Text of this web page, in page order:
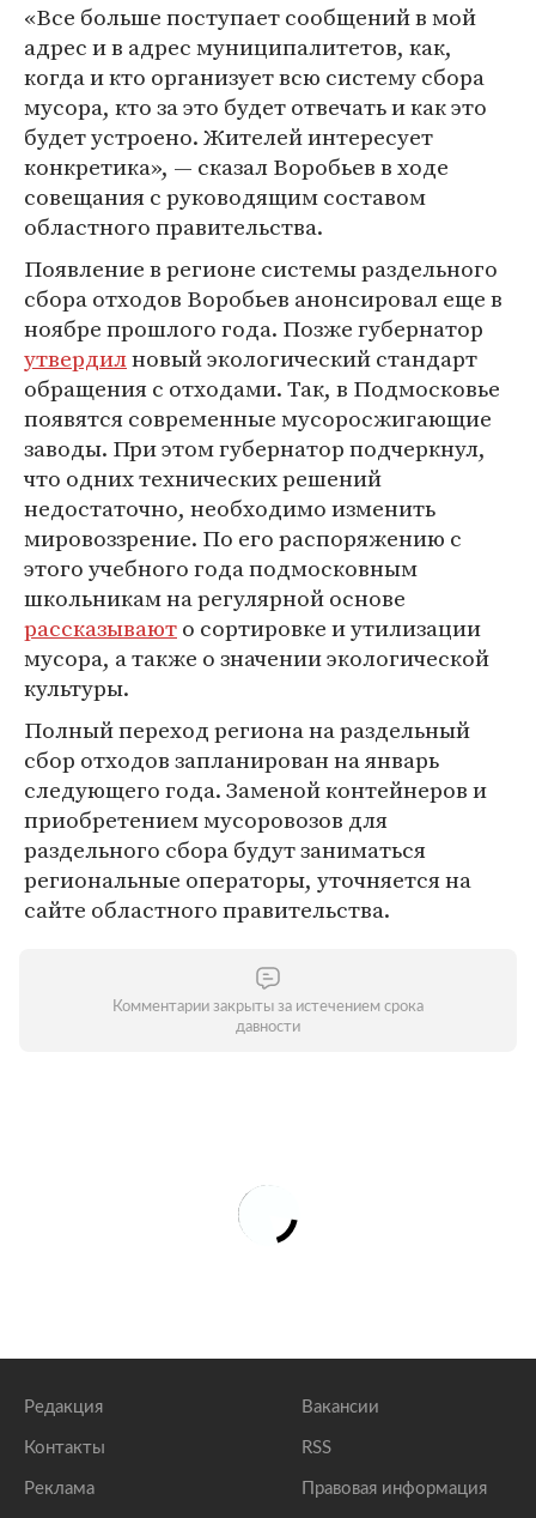
«Все больше поступает сообщений в мой
адрес и в адрес муниципалитетов, как,
когда и кто организует всю систему сбора
мусора, кто за это будет отвечать и как это
будет устроено. Жителей интересует
конкретика», — сказал Воробьев в ходе
совещания с руководящим составом
областного правительства.
Появление в регионе системы раздельного
сбора отходов Воробьев анонсировал еще в
ноябре прошлого года. Позже губернатор
утвердилновый экологический стандарт
обращения с отходами. Так, в Подмосковье
появятся современные мусоросжигающие
заводы. При этом губернатор подчеркнул,
что одних технических решений
недостаточно, необходимо изменить
мировоззрение. По его распоряжению с
этого учебного года подмосковным
школьникам на регулярной основе
рассказываюто сортировке и утилизации
мусора, а также о значении экологической
культуры.
Полный переход региона на раздельный
сбор отходов запланирован на январь
следующего года. Заменой контейнеров и
приобретением мусоровозов для
раздельного сбора будут заниматься
региональные операторы, уточняется на
сайте областного правительства.
Комментарии закрыты за истечением срока
давности
Редакция
Контакты
Реклама
Вакансии
RSS
Правовая информация